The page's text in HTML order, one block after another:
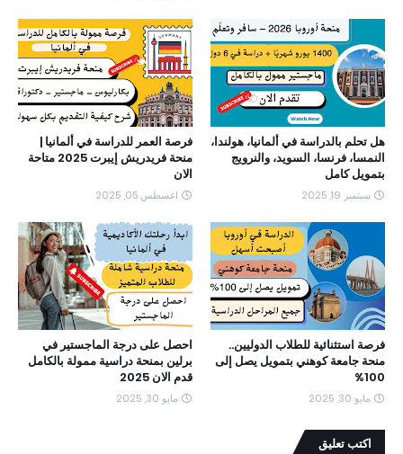
هل تحلم بالدراسة في ألمانيا، هولندا،
النمسا، فرنسا، السويد، والنرويج
بتمويل كامل
سبتمبر 19, 2025
فرصة العمر للدراسة في ألمانيا |
منحة فريدريش إيبرت 2025 متاحة
الان
اغسطس 05, 2025
فرصة استثنائية للطلاب الدوليين..
منحة جامعة كوهني بتمويل يصل إلى
100%
مايو 30, 2025
احصل على درجة الماجستير في
برلين بمنحة دراسية ممولة بالكامل
قدم الان 2025
مايو 30, 2025
اكتب تعليق